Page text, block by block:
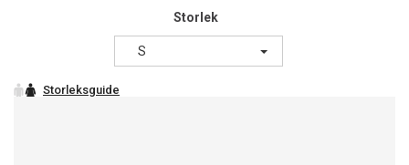
Storlek
S